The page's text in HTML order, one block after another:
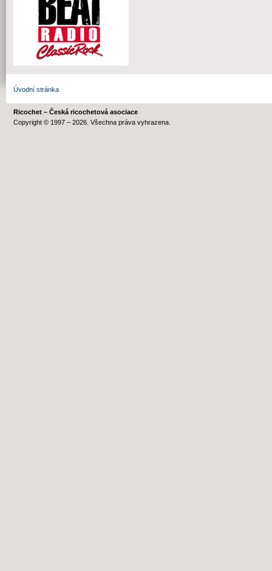
Úvodní stránka
Ricochet – Česká ricochetová asociace
Copyright © 1997 – 2026. Všechna práva vyhrazena.